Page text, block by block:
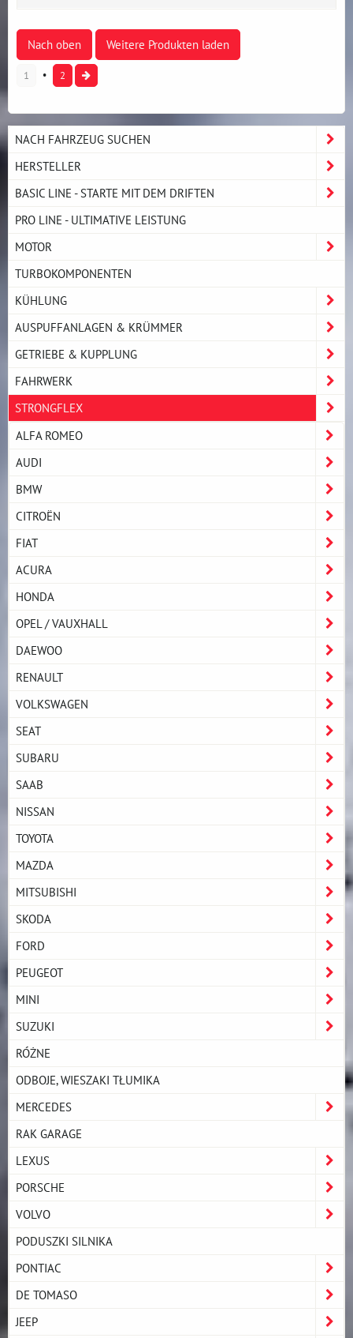
Nach oben Weitere Produkten laden
1 2
NACH FAHRZEUG SUCHEN
HERSTELLER
BASIC LINE - STARTE MIT DEM DRIFTEN
PRO LINE - ULTIMATIVE LEISTUNG
MOTOR
TURBOKOMPONENTEN
KÜHLUNG
AUSPUFFANLAGEN & KRÜMMER
GETRIEBE & KUPPLUNG
FAHRWERK
STRONGFLEX
ALFA ROMEO
AUDI
BMW
CITROËN
FIAT
ACURA
HONDA
OPEL / VAUXHALL
DAEWOO
RENAULT
VOLKSWAGEN
SEAT
SUBARU
SAAB
NISSAN
TOYOTA
MAZDA
MITSUBISHI
SKODA
FORD
PEUGEOT
MINI
SUZUKI
RÓŻNE
ODBOJE, WIESZAKI TŁUMIKA
MERCEDES
RAK GARAGE
LEXUS
PORSCHE
VOLVO
PODUSZKI SILNIKA
PONTIAC
DE TOMASO
JEEP